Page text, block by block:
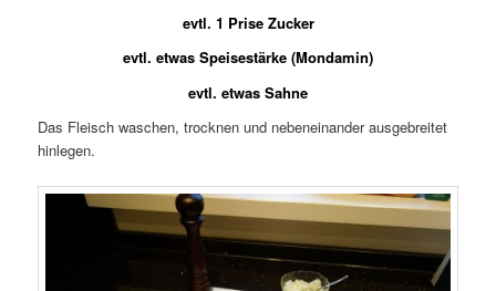
evtl. 1 Prise Zucker
evtl. etwas Speisestärke (Mondamin)
evtl. etwas Sahne
Das Fleisch waschen, trocknen und nebeneinander ausgebreitet
hinlegen.